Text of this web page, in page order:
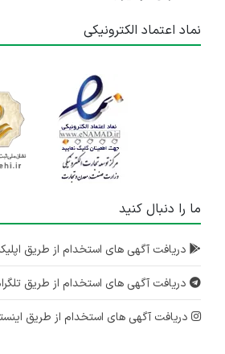
نماد اعتماد الکترونیکی
ما را دنبال کنید
دریافت آگهی های استخدام از طریق
دریافت آگهی های استخدام از طریق
دریافت آگهی های استخدام از طریق